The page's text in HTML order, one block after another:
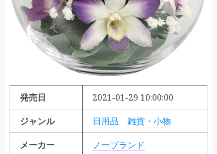
発売日 2021-01-29 10:00:00
ジャンル 日用品 雑貨・小物
メーカー ノーブランド